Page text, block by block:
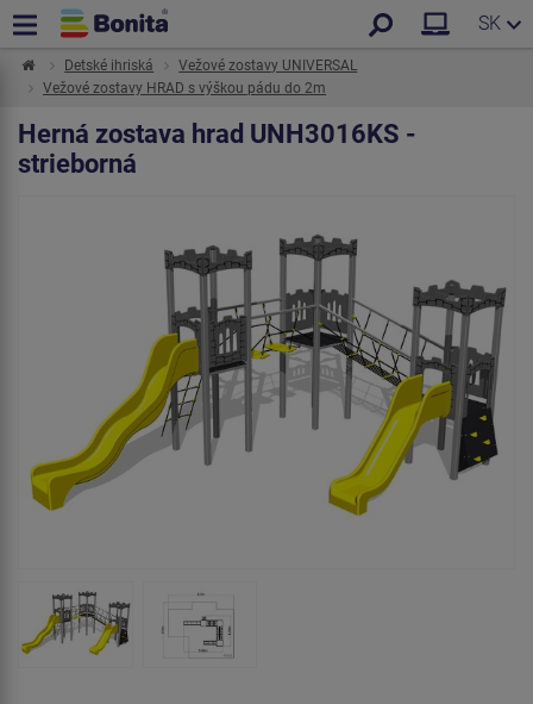
SK
Detské ihriská
Vežové zostavy UNIVERSAL
Vežové zostavy HRAD s výškou pádu do 2m
Herná zostava hrad UNH3016KS -
strieborná